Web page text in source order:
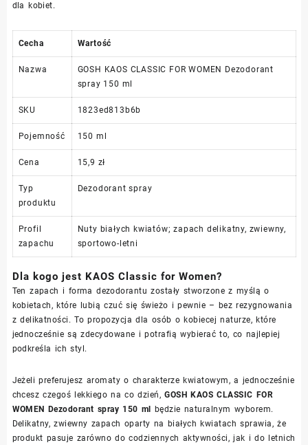
dla kobiet.
Cecha Wartość
Nazwa
GOSH KAOS CLASSIC FOR WOMEN Dezodorant
spray 150 ml
SKU 1823ed813b6b
Pojemność 150 ml
Cena 15,9 zł
Typ
produktu
Dezodorant spray
Profil
zapachu
Nuty białych kwiatów; zapach delikatny, zwiewny,
sportowo-letni
Dla kogo jest KAOS Classic for Women?
Ten zapach i forma dezodorantu zostały stworzone z myślą o
kobietach, które lubią czuć się świeżo i pewnie – bez rezygnowania
z delikatności. To propozycja dla osób o kobiecej naturze, które
jednocześnie są zdecydowane i potrafią wybierać to, co najlepiej
podkreśla ich styl.
Jeżeli preferujesz aromaty o charakterze kwiatowym, a jednocześnie
chcesz czegoś lekkiego na co dzień,GOSH KAOS CLASSIC FOR
WOMEN Dezodorant spray 150 ml będzie naturalnym wyborem.
Delikatny, zwiewny zapach oparty na białych kwiatach sprawia, że
produkt pasuje zarówno do codziennych aktywności, jak i do letnich